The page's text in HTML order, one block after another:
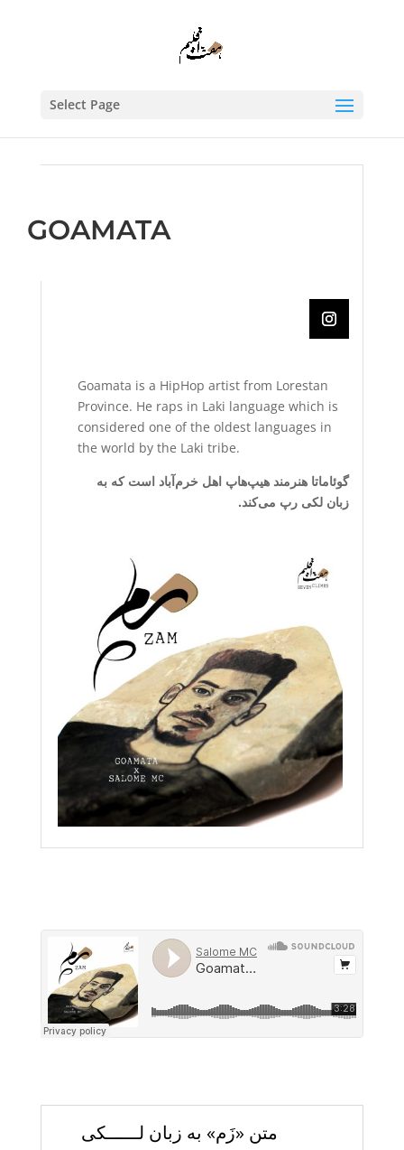
Select Page
GOAMATA
Goamata is a HipHop artist from Lorestan
Province. He raps in Laki language which is
considered one of the oldest languages in
the world by the Laki tribe.
گوئاماتا هنرمند هیپ‌هاپ اهل خرم‌آباد است که به
زبان‌ لکی رپ می‌کند.
متن «زَم» به زبان لــــــکی